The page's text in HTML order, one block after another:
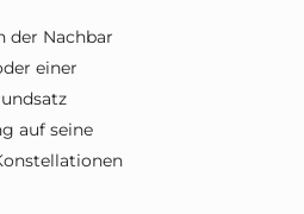
der Nachbar
einer
auf seine